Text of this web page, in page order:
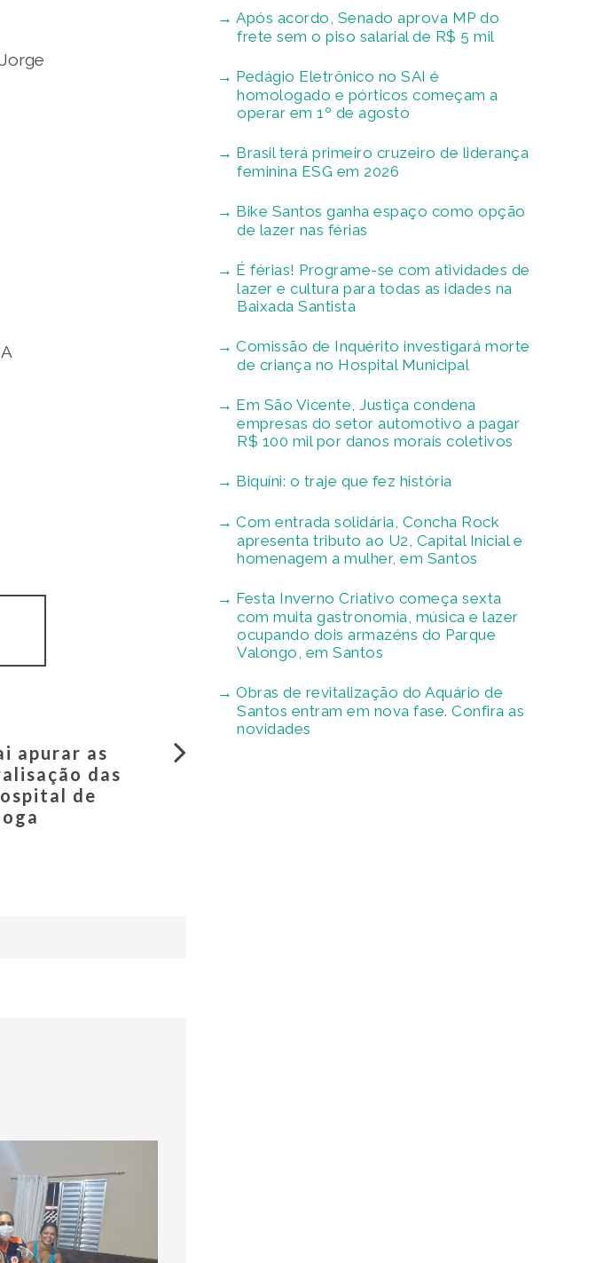
apurar as
das
de
Após acordo, Senado aprova MP do
frete sem o piso salarial de R$ 5 mil
Pedágio Eletrônico no SAI é
homologado e pórticos começam a
operar em 1º de agosto
Brasil terá primeiro cruzeiro de liderança
feminina ESG em 2026
Bike Santos ganha espaço como opção
de lazer nas férias
É férias! Programe-se com atividades de
lazer e cultura para todas as idades na
Baixada Santista
Comissão de Inquérito investigará morte
de criança no Hospital Municipal
Em São Vicente, Justiça condena
empresas do setor automotivo a pagar
R$ 100 mil por danos morais coletivos
Biquíni: o traje que fez história
Com entrada solidária, Concha Rock
apresenta tributo ao U2, Capital Inicial e
homenagem a mulher, em Santos
Festa Inverno Criativo começa sexta
com muita gastronomia, música e lazer
ocupando dois armazéns do Parque
Valongo, em Santos
Obras de revitalização do Aquário de
Santos entram em nova fase. Confira as
novidades